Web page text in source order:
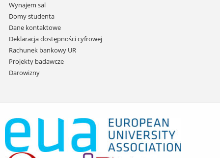
Wynajem sal
Domy studenta
Dane kontaktowe
Deklaracja dostępności cyfrowej
Rachunek bankowy UR
Projekty badawcze
Darowizny